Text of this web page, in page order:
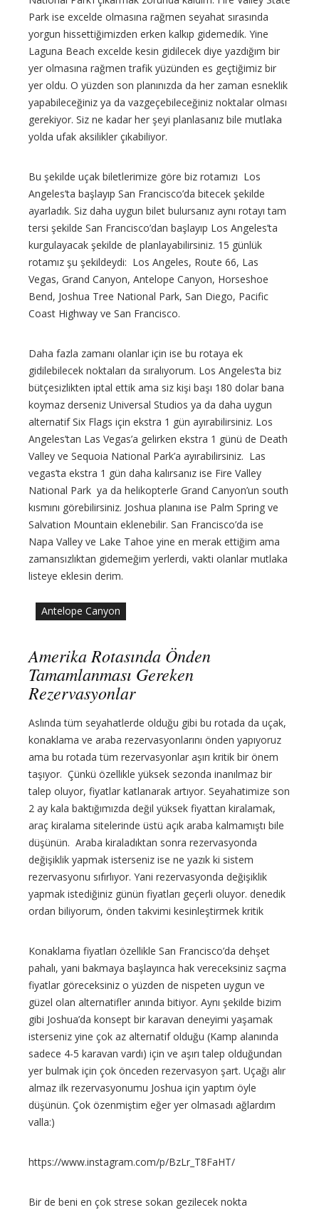
Park ise excelde olmasına rağmen seyahat sırasında
yorgun hissettiğimizden erken kalkıp gidemedik. Yine
Laguna Beach excelde kesin gidilecek diye yazdığım bir
yer olmasına rağmen trafik yüzünden es geçtiğimiz bir
yer oldu. O yüzden son planınızda da her zaman esneklik
yapabileceğiniz ya da vazgeçebileceğiniz noktalar olması
gerekiyor. Siz ne kadar her şeyi planlasanız bile mutlaka
yolda ufak aksilikler çıkabiliyor.
Bu şekilde uçak biletlerimize göre biz rotamızı Los
Angeles’ta başlayıp San Francisco’da bitecek şekilde
ayarladık. Siz daha uygun bilet bulursanız aynı rotayı tam
tersi şekilde San Francisco’dan başlayıp Los Angeles’ta
kurgulayacak şekilde de planlayabilirsiniz. 15 günlük
rotamız şu şekildeydi: Los Angeles, Route 66, Las
Vegas, Grand Canyon, Antelope Canyon, Horseshoe
Bend, Joshua Tree National Park, San Diego, Pacific
Coast Highway ve San Francisco.
Daha fazla zamanı olanlar için ise bu rotaya ek
gidilebilecek noktaları da sıralıyorum. Los Angeles’ta biz
bütçesizlikten iptal ettik ama siz kişi başı 180 dolar bana
koymaz derseniz Universal Studios ya da daha uygun
alternatif Six Flags için ekstra 1 gün ayırabilirsiniz. Los
Angeles’tan Las Vegas’a gelirken ekstra 1 günü de Death
Valley ve Sequoia National Park’a ayırabilirsiniz. Las
vegas’ta ekstra 1 gün daha kalırsanız ise Fire Valley
National Park ya da helikopterle Grand Canyon’un south
kısmını görebilirsiniz. Joshua planına ise Palm Spring ve
Salvation Mountain eklenebilir. San Francisco’da ise
Napa Valley ve Lake Tahoe yine en merak ettiğim ama
zamansızlıktan gidemeğim yerlerdi, vakti olanlar mutlaka
listeye eklesin derim.
Antelope Canyon
Amerika Rotasında Önden
Tamamlanması Gereken
Rezervasyonlar
Aslında tüm seyahatlerde olduğu gibi bu rotada da uçak,
konaklama ve araba rezervasyonlarını önden yapıyoruz
ama bu rotada tüm rezervasyonlar aşırı kritik bir önem
taşıyor. Çünkü özellikle yüksek sezonda inanılmaz bir
talep oluyor, fiyatlar katlanarak artıyor. Seyahatimize son
2 ay kala baktığımızda değil yüksek fiyattan kiralamak,
araç kiralama sitelerinde üstü açık araba kalmamıştı bile
düşünün. Araba kiraladıktan sonra rezervasyonda
değişiklik yapmak isterseniz ise ne yazık ki sistem
rezervasyonu sıfırlıyor. Yani rezervasyonda değişiklik
yapmak istediğiniz günün fiyatları geçerli oluyor. denedik
ordan biliyorum, önden takvimi kesinleştirmek kritik
Konaklama fiyatları özellikle San Francisco’da dehşet
pahalı, yani bakmaya başlayınca hak vereceksiniz saçma
fiyatlar göreceksiniz o yüzden de nispeten uygun ve
güzel olan alternatifler anında bitiyor. Aynı şekilde bizim
gibi Joshua’da konsept bir karavan deneyimi yaşamak
isterseniz yine çok az alternatif olduğu (Kamp alanında
sadece 4-5 karavan vardı) için ve aşırı talep olduğundan
yer bulmak için çok önceden rezervasyon şart. Uçağı alır
almaz ilk rezervasyonumu Joshua için yaptım öyle
düşünün. Çok özenmiştim eğer yer olmasadı ağlardım
valla:)
https://www.instagram.com/p/BzLr_T8FaHT/
Bir de beni en çok strese sokan gezilecek nokta